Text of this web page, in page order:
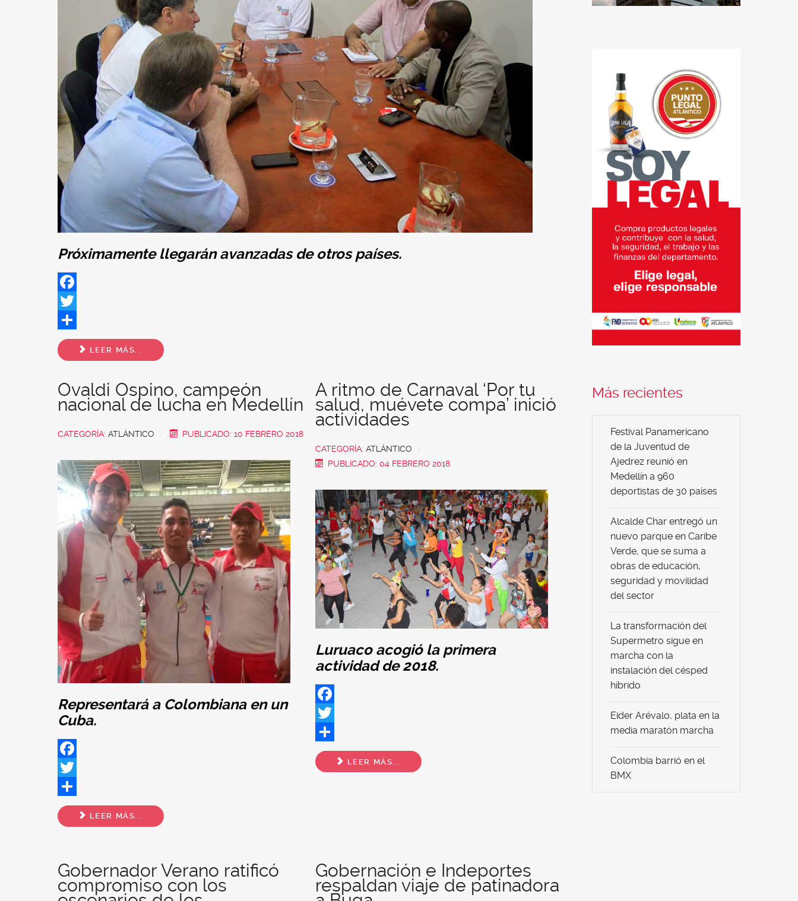
Próximamente llegarán avanzadas de otros países.
Facebook
Twitter
Share
LEER MÁS...
Ovaldi Ospino, campeón
nacional de lucha en Medellín
CATEGORÍA: ATLÁNTICO PUBLICADO: 10 FEBRERO 2018
Representará a Colombiana en un
Cuba.
Facebook
Twitter
Share
LEER MÁS...
A ritmo de Carnaval ‘Por tu
salud, muévete compa’ inició
actividades
CATEGORÍA:ATLÁNTICO
PUBLICADO: 04 FEBRERO 2018
Luruaco acogió la primera
actividad de 2018.
Facebook
Twitter
Share
LEER MÁS...
Gobernador Verano ratificó
compromiso con los
Gobernación e Indeportes
respaldan viaje de patinadora
Más recientes
Festival Panamericano
de la Juventud de
Ajedrez reunió en
Medellín a 960
deportistas de 30 países
Alcalde Char entregó un
nuevo parque en Caribe
Verde, que se suma a
obras de educación,
seguridad y movilidad
del sector
La transformación del
Supermetro sigue en
marcha con la
instalación del césped
híbrido
Eider Arévalo, plata en la
media maratón marcha
Colombia barrió en el
BMX